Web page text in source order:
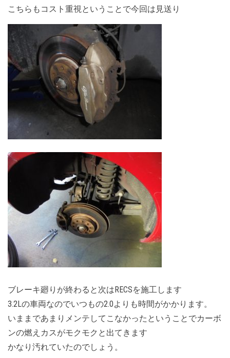
こちらもコスト重視ということで今回は見送り
ブレーキ廻りが終わると次はRECSを施工します
3.2Lの車両なのでいつもの2.0よりも時間がかかります。
いままであまりメンテしてこなかったということでカーボ
ンの燃えカスがモクモクと出てきます
かなり汚れていたのでしょう。